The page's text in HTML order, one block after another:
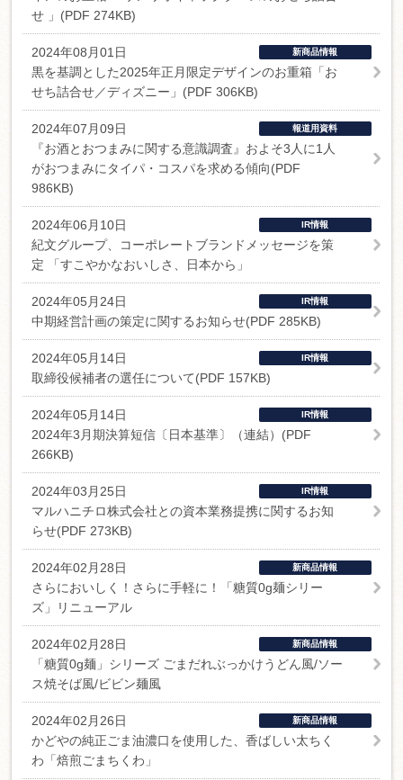
せ 」(PDF 274KB)
2024年08月01日 新商品情報
黒を基調とした2025年正月限定デザインのお重箱「お
せち詰合せ／ディズニー」(PDF 306KB)
2024年07月09日 報道用資料
『お酒とおつまみに関する意識調査』およそ3人に1人
がおつまみにタイパ・コスパを求める傾向(PDF
986KB)
2024年06月10日 IR情報
紀文グループ、コーポレートブランドメッセージを策
定 「すこやかなおいしさ、日本から」
2024年05月24日 IR情報
中期経営計画の策定に関するお知らせ(PDF 285KB)
2024年05月14日 IR情報
取締役候補者の選任について(PDF 157KB)
2024年05月14日 IR情報
2024年3月期決算短信〔日本基準〕（連結）(PDF
266KB)
2024年03月25日 IR情報
マルハニチロ株式会社との資本業務提携に関するお知
らせ(PDF 273KB)
2024年02月28日 新商品情報
さらにおいしく！さらに手軽に！「糖質0g麺シリー
ズ」リニューアル
2024年02月28日 新商品情報
「糖質0g麺」シリーズ ごまだれぶっかけうどん風/ソー
ス焼そば風/ビビン麺風
2024年02月26日 新商品情報
かどやの純正ごま油濃口を使用した、香ばしい太ちく
わ「焙煎ごまちくわ」